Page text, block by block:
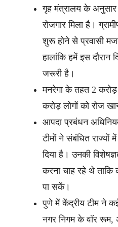
गृह मंत्रालय के अनुसार
रोजगार मिला है।
शुरू होने से प्रवासी
हालांकि हमें इस दौरान
जरूरी है।
मनरेगा के तहत 2
करोड़ लोगों को रोज
आपदा प्रबंधन
टीमों ने संबंधित
दिया है। उनकी
करना चाह रहे थे
पा सकें।
पुणे में केंद्रीय टीम ने
नगर निगम के वॉर रूम,